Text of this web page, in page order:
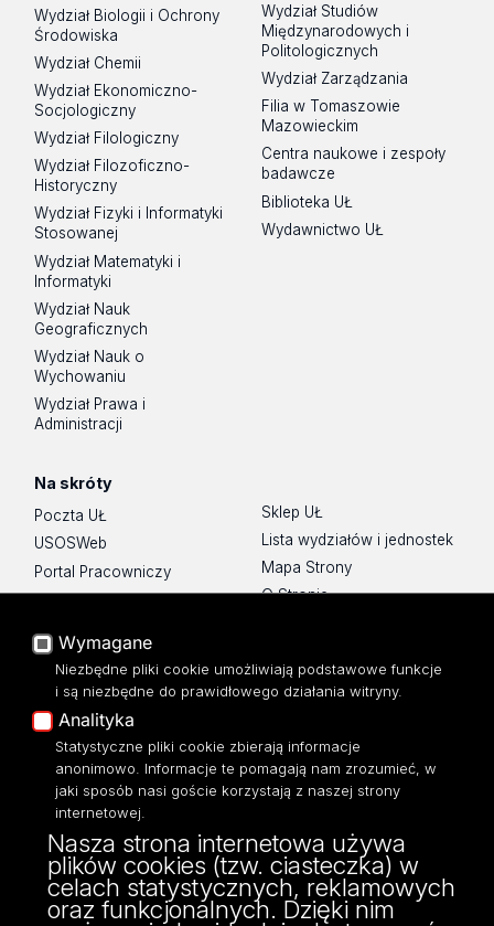
Wydział Biologii i Ochrony
Środowiska
Wydział Chemii
Wydział Ekonomiczno-
Socjologiczny
Wydział Filologiczny
Wydział Filozoficzno-
Historyczny
Wydział Fizyki i Informatyki
Stosowanej
Wydział Matematyki i
Informatyki
Wydział Nauk
Geograficznych
Wydział Nauk o
Wychowaniu
Wydział Prawa i
Administracji
Wydział Studiów
Międzynarodowych i
Politologicznych
Wydział Zarządzania
Filia w Tomaszowie
Mazowieckim
Centra naukowe i zespoły
badawcze
Biblioteka UŁ
Wydawnictwo UŁ
Na skróty
Poczta UŁ
USOSWeb
Portal Pracowniczy
Baza Aktów Własnych
Moodle
Eksperci UŁ
Polityka Prywatności
Dostępność
Sklep UŁ
Lista wydziałów i jednostek
Mapa Strony
O Stronie
ul. Narutowicza 68, 90-136 Łódź
NIP: 724 000 32 43
Adres do doręczeń elektronicznych (ADE):
AE:PL-74796-17640-IHHIV-17
Wymagane
Niezbędne pliki cookie umożliwiają podstawowe funkcje
i są niezbędne do prawidłowego działania witryny.
Analityka
Statystyczne pliki cookie zbierają informacje
anonimowo. Informacje te pomagają nam zrozumieć, w
jaki sposób nasi goście korzystają z naszej strony
internetowej.
Nasza strona internetowa używa
plików cookies (tzw. ciasteczka) w
celach statystycznych, reklamowych
oraz funkcjonalnych. Dzięki nim